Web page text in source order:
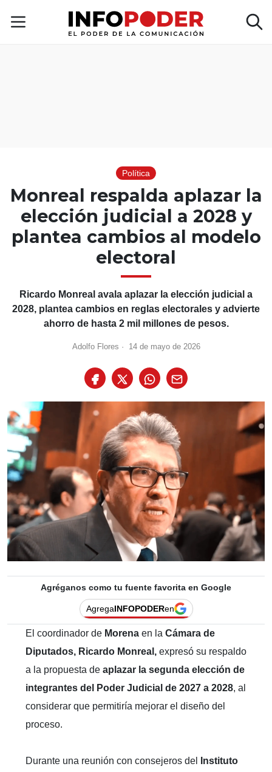
Política
Monreal respalda aplazar la
elección judicial a 2028 y
plantea cambios al modelo
electoral
Ricardo Monreal avala aplazar la elección judicial a
2028, plantea cambios en reglas electorales y advierte
ahorro de hasta 2 mil millones de pesos.
Adolfo Flores · 14 de mayo de 2026
Agréganos como tu fuente favorita en Google
AgregaINFOPODERen
El coordinador de Morena en la Cámara de
Diputados, Ricardo Monreal, expresó su respaldo
a la propuesta de aplazar la segunda elección de
integrantes del Poder Judicial de 2027 a 2028, al
considerar que permitiría mejorar el diseño del
proceso.
Durante una reunión con consejeros del
Instituto